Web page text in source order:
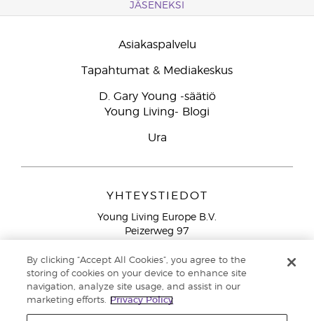
JÄSENEKSI
Asiakaspalvelu
Tapahtumat & Mediakeskus
D. Gary Young -säätiö
Young Living- Blogi
Ura
YHTEYSTIEDOT
Young Living Europe B.V.
Peizerweg 97
Netherlands
Ilmainen yhteydenotto lankanumeroista Suomesta
913 239
Email: asiakaspalvelu@youngliving.com
By clicking “Accept All Cookies”, you agree to the
storing of cookies on your device to enhance site
navigation, analyze site usage, and assist in our
marketing efforts.
Privacy Policy